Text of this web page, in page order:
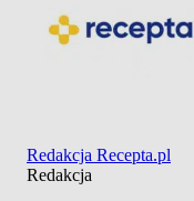
Redakcja Recepta.pl
Redakcja